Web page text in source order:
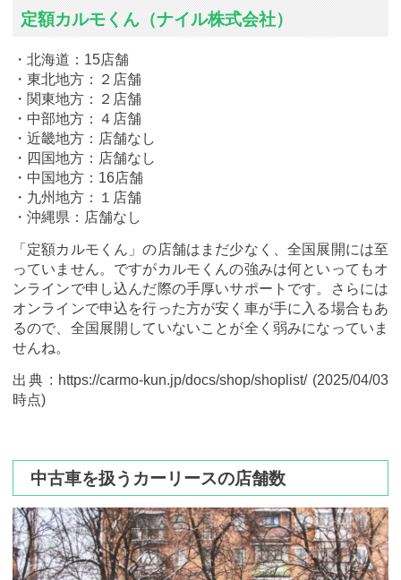
定額カルモくん（ナイル株式会社）
・北海道：15店舗
・東北地方：２店舗
・関東地方：２店舗
・中部地方：４店舗
・近畿地方：店舗なし
・四国地方：店舗なし
・中国地方：16店舗
・九州地方：１店舗
・沖縄県：店舗なし
「定額カルモくん」の店舗はまだ少なく、全国展開には至
っていません。ですがカルモくんの強みは何といってもオ
ンラインで申し込んだ際の手厚いサポートです。さらには
オンラインで申込を行った方が安く車が手に入る場合もあ
るので、全国展開していないことが全く弱みになっていま
せんね。
出典 : https://carmo-kun.jp/docs/shop/shoplist/ (2025/04/03
時点)
中古車を扱うカーリースの店舗数